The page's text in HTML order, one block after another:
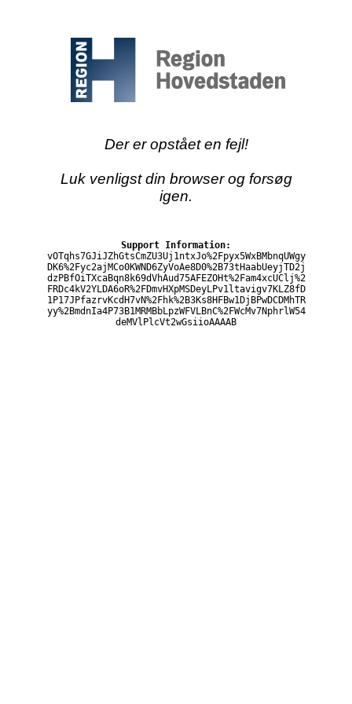
Der er opstået en fejl!
Luk venligst din browser og forsøg
igen.
Support Information:
vOTqhs7GJiJZhGtsCmZU3Uj1ntxJo%2Fpyx5WxBMbnqUWgy
DK6%2Fyc2ajMCo0KWND6ZyVoAe8D0%2B73tHaabUeyjTD2j
dzPBfOiTXcaBqn8k69dVhAud75AFEZOHt%2Fam4xcUClj%2
FRDc4kV2YLDA6oR%2FDmvHXpMSDeyLPv1ltavigv7KLZ8fD
1P17JPfazrvKcdH7vN%2Fhk%2B3Ks8HFBw1DjBPwDCDMhTR
yy%2BmdnIa4P73B1MRMBbLpzWFVLBnC%2FWcMv7NphrlW54
deMVlPlcVt2wGsiioAAAAB